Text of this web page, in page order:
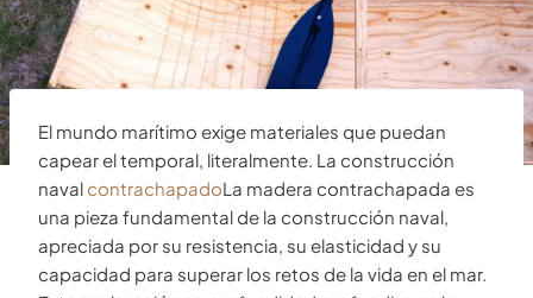
El mundo marítimo exige materiales que puedan
capear el temporal, literalmente. La construcción
naval contrachapadoLa madera contrachapada es
una pieza fundamental de la construcción naval,
apreciada por su resistencia, su elasticidad y su
capacidad para superar los retos de la vida en el mar.